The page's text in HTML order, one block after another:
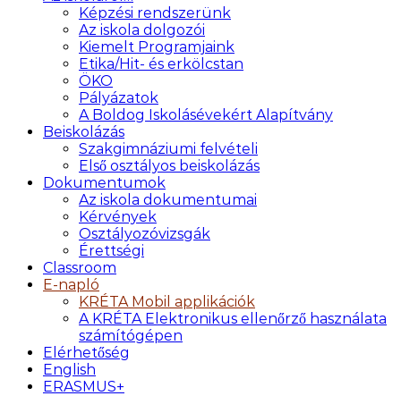
Magyar-
Általános
Művészeti
Szakgimnázium
Képzési rendszerünk
Az iskola dolgozói
Kiemelt Programjaink
Etika/Hit- és erkölcstan
ÖKO
Pályázatok
A Boldog Iskolásévekért Alapítvány
Beiskolázás
Szakgimnáziumi felvételi
Első osztályos beiskolázás
Dokumentumok
Az iskola dokumentumai
Kérvények
Osztályozóvizsgák
Érettségi
Classroom
E-napló
KRÉTA Mobil applikációk
A KRÉTA Elektronikus ellenőrző használata
számítógépen
Elérhetőség
English
ERASMUS+